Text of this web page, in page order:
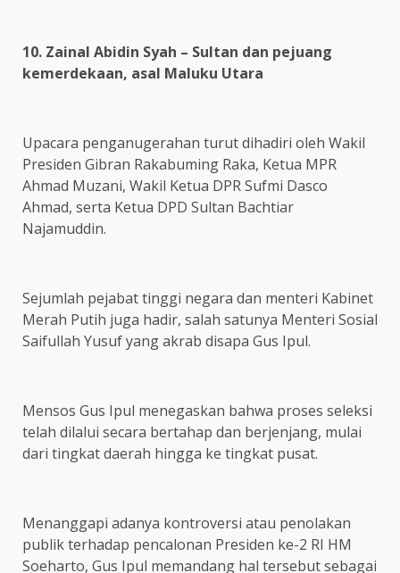
10. Zainal Abidin Syah – Sultan dan pejuang
kemerdekaan, asal Maluku Utara
Upacara penganugerahan turut dihadiri oleh Wakil
Presiden Gibran Rakabuming Raka, Ketua MPR
Ahmad Muzani, Wakil Ketua DPR Sufmi Dasco
Ahmad, serta Ketua DPD Sultan Bachtiar
Najamuddin.
Sejumlah pejabat tinggi negara dan menteri Kabinet
Merah Putih juga hadir, salah satunya Menteri Sosial
Saifullah Yusuf yang akrab disapa Gus Ipul.
Mensos Gus Ipul menegaskan bahwa proses seleksi
telah dilalui secara bertahap dan berjenjang, mulai
dari tingkat daerah hingga ke tingkat pusat.
Menanggapi adanya kontroversi atau penolakan
publik terhadap pencalonan Presiden ke-2 RI HM
Soeharto, Gus Ipul memandang hal tersebut sebagai